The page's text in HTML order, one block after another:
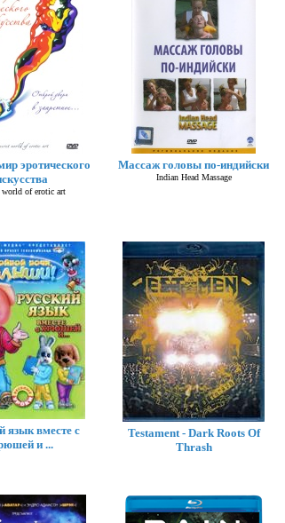
эротического
world of erotic art
Массаж головы по-индийски
Indian Head Massage
язык вместе с
и ...
Testament - Dark Roots Of
Thrash